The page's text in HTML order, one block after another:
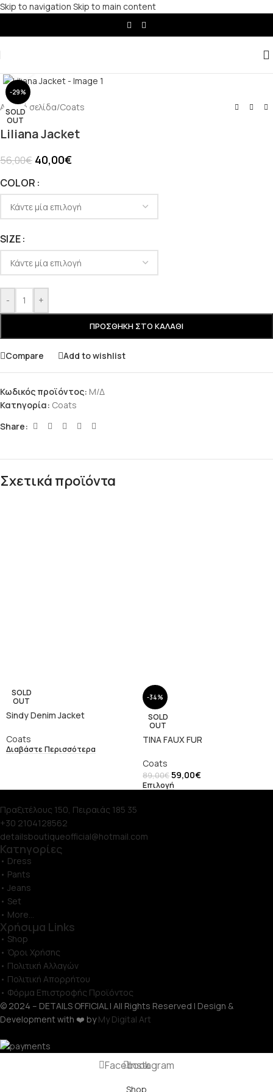
Skip to navigation Skip to main content
-29%
SOLD
OUT
Αρχική σελίδα/Coats
Liliana Jacket
56,00€ 40,00€
COLOR
SIZE
- +
ΠΡΟΣΘΉΚΗ ΣΤΟ ΚΑΛΆΘΙ
Compare Add to wishlist
Κωδικός προϊόντος: Μ/Δ
Κατηγορία: Coats
Share:
Σχετικά προϊόντα
SOLD
OUT
Sindy Denim Jacket
Coats
Διαβάστε Περισσότερα
-34%
SOLD
OUT
TINA FAUX FUR
Coats
89,00€59,00€
Επιλογή
Πραξιτέλους 150, Πειραιάς 185 35
+30 2104128562
detailsboutiqueofficial@hotmail.com
Κατηγορίες
• Dress
• Pants
• Jeans
• Set
• More...
Χρήσιμα Links
• Shop
• Όροι Χρήσης
• Πολιτική Αλλαγών
• Πολιτική Απορρήτου
• Φόρμα Επιστροφής Προϊόντος
© 2024 – DETAILS OFFICIAL | All Rights Reserved | Design &
Development with ❤️ byMy Digital Art
FacebookInstagram
Shop